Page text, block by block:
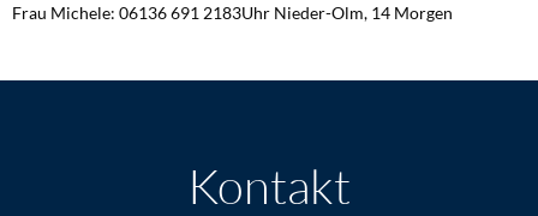
Frau Michele: 06136 691 2183Uhr Nieder-Olm, 14 Morgen
Kontakt